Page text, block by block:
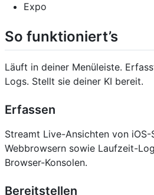
Expo
So funktioniert’s
Läuft in deiner Menüleiste.
Logs. Stellt sie deiner KI bereit.
Erfassen
Streamt Live-Ansichten von iOS-
Webbrowsern sowie Laufzeit-
Browser-Konsolen.
Bereitstellen